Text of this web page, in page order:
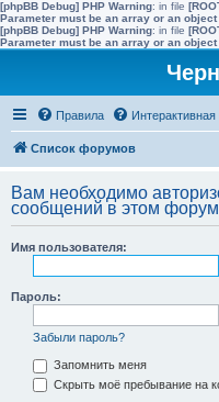
[phpBB Debug] PHP Warning: in file
Parameter must be an array or an
[phpBB Debug] PHP Warning: in file
Parameter must be an array or an
Правила Интерактивная
Список форумов
Вам необходимо
сообщений в этом
Имя пользователя:
Пароль:
Забыли пароль?
Запомнить меня
Скрыть моё пребывание на